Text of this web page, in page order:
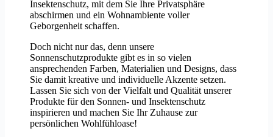
Insektenschutz, mit dem Sie Ihre Privatsphäre
abschirmen und ein Wohnambiente voller
Geborgenheit schaffen.
Doch nicht nur das, denn unsere
Sonnenschutzprodukte gibt es in so vielen
ansprechenden Farben, Materialien und Designs, dass
Sie damit kreative und individuelle Akzente setzen.
Lassen Sie sich von der Vielfalt und Qualität unserer
Produkte für den Sonnen- und Insektenschutz
inspirieren und machen Sie Ihr Zuhause zur
persönlichen Wohlfühloase!